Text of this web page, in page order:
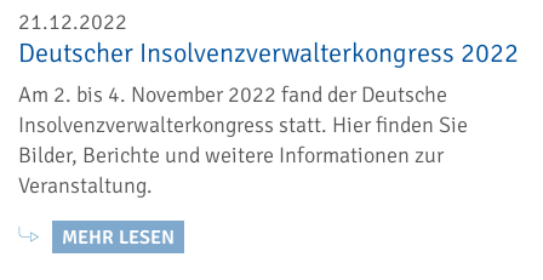
21.12.2022
Deutscher Insolvenzverwalterkongress 2022
Am 2. bis 4. November 2022 fand der Deutsche
Insolvenzverwalterkongress statt. Hier finden Sie
Bilder, Berichte und weitere Informationen zur
Veranstaltung.
MEHR LESEN